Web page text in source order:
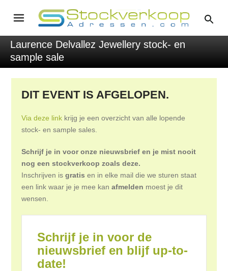
Laurence Delvallez Jewellery stock- en
sample sale
DIT EVENT IS AFGELOPEN.
Via deze link krijg je een overzicht van alle lopende
stock- en sample sales.
Schrijf je in voor onze nieuwsbrief en je mist nooit
nog een stockverkoop zoals deze.
Inschrijven isgratis en in elke mail die we sturen staat
een link waar je je mee kanafmelden moest je dit
wensen.
Schrijf je in voor de
nieuwsbrief en blijf up-to-
date!